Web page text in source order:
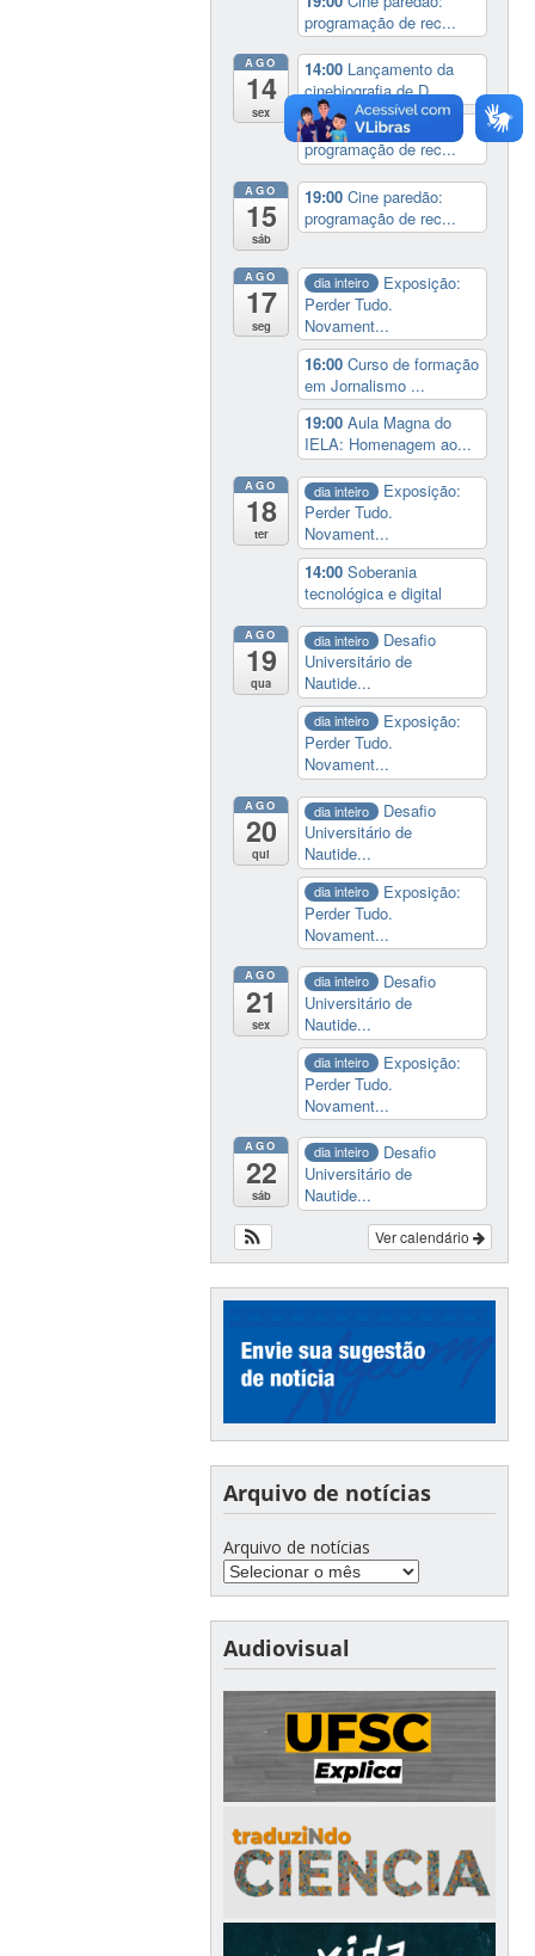
programação de rec...
AGO
14
sex
14:00 Lançamento da
cinebiografia de D...
19:00 Cine paredão:
programação de rec...
AGO
15
sáb
19:00Cine paredão:
programação de rec...
AGO
17
seg
dia inteiro
Exposição:
Perder Tudo.
Novament...
16:00Curso de formação
em Jornalismo ...
19:00Aula Magna do
IELA: Homenagem ao...
AGO
18
ter
dia inteiro
Exposição:
Perder Tudo.
Novament...
14:00Soberania
tecnológica e digital
AGO
19
qua
dia inteiro
Desafio
Universitário de
Nautide...
dia inteiro
Exposição:
Perder Tudo.
Novament...
AGO
20
qui
dia inteiro
Desafio
Universitário de
Nautide...
dia inteiro
Exposição:
Perder Tudo.
Novament...
AGO
21
sex
dia inteiro
Desafio
Universitário de
Nautide...
dia inteiro
Exposição:
Perder Tudo.
Novament...
AGO
22
sáb
dia inteiro
Desafio
Universitário de
Nautide...
Ver calendário
Arquivo de notícias
Arquivo de notícias
Audiovisual